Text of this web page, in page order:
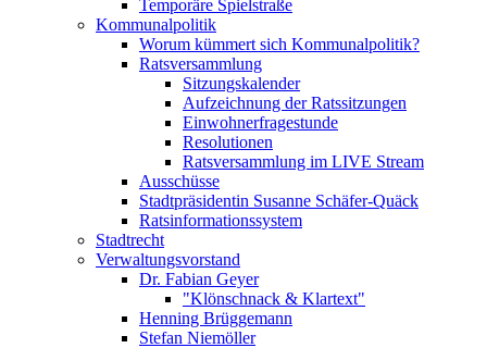
Temporäre Spielstraße
Kommunalpolitik
Worum kümmert sich Kommunalpolitik?
Ratsversammlung
Sitzungskalender
Aufzeichnung der Ratssitzungen
Einwohnerfragestunde
Resolutionen
Ratsversammlung im LIVE Stream
Ausschüsse
Stadtpräsidentin Susanne Schäfer-Quäck
Ratsinformationssystem
Stadtrecht
Verwaltungsvorstand
Dr. Fabian Geyer
"Klönschnack & Klartext"
Henning Brüggemann
Stefan Niemöller